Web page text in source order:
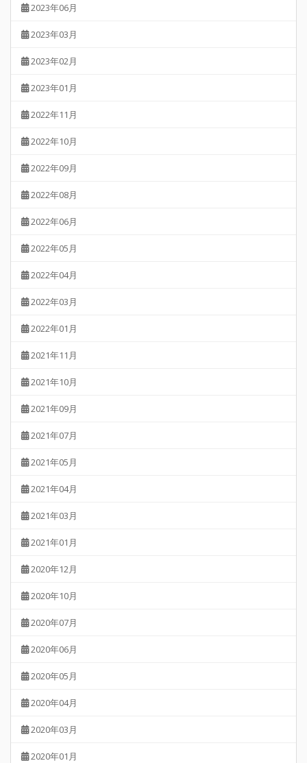
2023年06月
2023年03月
2023年02月
2023年01月
2022年11月
2022年10月
2022年09月
2022年08月
2022年06月
2022年05月
2022年04月
2022年03月
2022年01月
2021年11月
2021年10月
2021年09月
2021年07月
2021年05月
2021年04月
2021年03月
2021年01月
2020年12月
2020年10月
2020年07月
2020年06月
2020年05月
2020年04月
2020年03月
2020年01月